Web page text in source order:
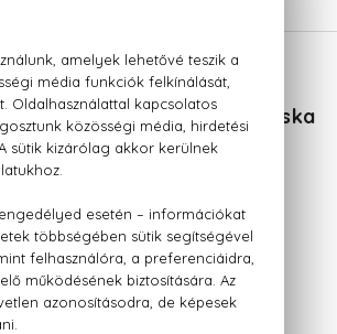
100 ml + Neszesszertáska
vanília, vaníliavirág